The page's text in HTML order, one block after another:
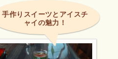
手作りスイーツとアイスチ
ャイの魅力！